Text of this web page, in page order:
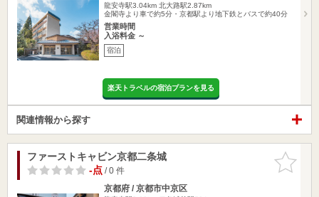
龍安寺駅3.04km 北大路駅2.87km
金閣寺より車で約5分・京都駅より地下鉄とバスで約40分
営業時間
入浴料金 ～
宿泊
楽天トラベルの宿泊プランを見る
関連情報から探す
お気に入
りに追加
ファーストキャビン京都二条城
-点/ 0 件
京都府 / 京都市中京区